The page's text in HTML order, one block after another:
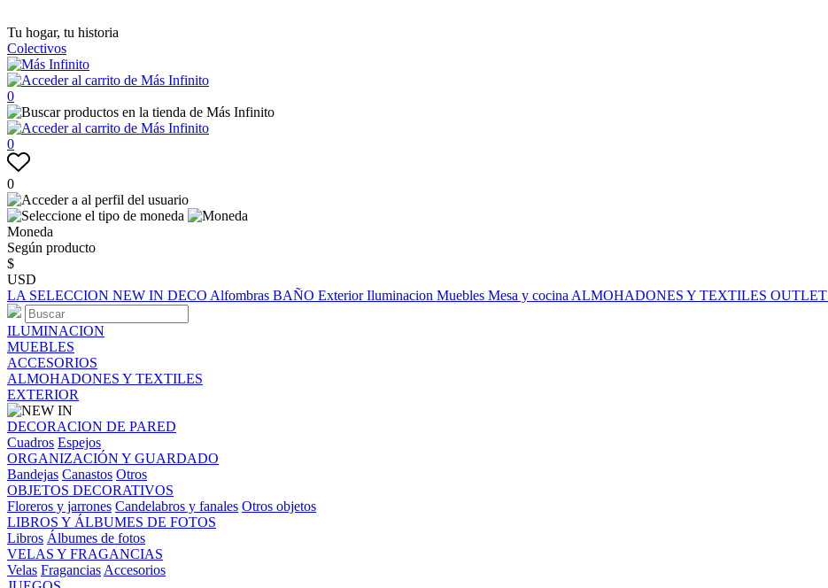
Tu hogar, tu historia
Colectivos
0
0
0
Moneda
Según producto
$
USD
LA SELECCION NEW IN DECO Alfombras BAÑO ExteriorIluminacion Muebles Mesa y cocina ALMOHADONES Y TEXTILES OUTLET
ILUMINACION
MUEBLES
ACCESORIOS
ALMOHADONES Y TEXTILES
EXTERIOR
DECORACION DE PARED
Cuadros Espejos
ORGANIZACIÓN Y GUARDADO
Bandejas Canastos Otros
OBJETOS DECORATIVOS
Floreros y jarrones Candelabros y fanales Otros objetos
LIBROS Y ÁLBUMES DE FOTOS
Libros Álbumes de fotos
VELAS Y FRAGANCIAS
Velas Fragancias Accesorios